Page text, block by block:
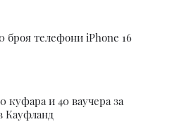
броя телефони iPhone 16
куфара и 40 ваучера за
Кауфланд